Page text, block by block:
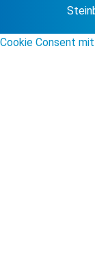
Cookie Consent